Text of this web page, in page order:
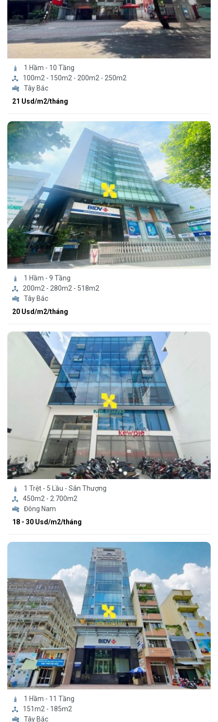
1 Hầm - 10 Tầng
100m2 - 150m2 - 200m2 - 250m2
Tây Bắc
21 Usd/m2/tháng
1 Hầm - 9 Tầng
200m2 - 280m2 - 518m2
Tây Bắc
20 Usd/m2/tháng
1 Trệt - 5 Lầu - Sân Thượng
450m2 - 2.700m2
Đông Nam
18 - 30 Usd/m2/tháng
1 Hầm - 11 Tầng
151m2 - 185m2
Tây Bắc